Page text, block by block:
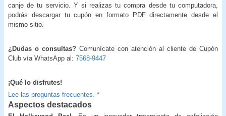
canje de tu servicio. Y si realizas tu compra desde tu computadora,
podrás descargar tu cupón en formato PDF directamente desde el
mismo sitio.
¿Dudas o consultas? Comunícate con atención al cliente de Cupón
Club vía WhatsApp al: 7568-9447
¡Qué lo disfrutes!
Lee las preguntas frecuentes. *
Aspectos destacados